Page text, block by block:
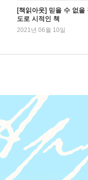
[책읽아웃] 믿을 수 없을
도로 시적인 책
2021년 06월 10일